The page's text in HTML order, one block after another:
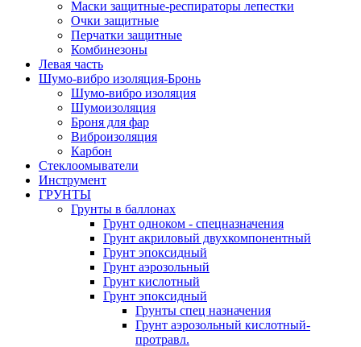
Маски защитные-респираторы лепестки
Очки защитные
Перчатки защитные
Комбинезоны
Левая часть
Шумо-вибро изоляция-Бронь
Шумо-вибро изоляция
Шумоизоляция
Броня для фар
Виброизоляция
Карбон
Стеклоомыватели
Инструмент
ГРУНТЫ
Грунты в баллонах
Грунт одноком - спецназначения
Грунт акриловый двухкомпонентный
Грунт эпоксидный
Грунт аэрозольный
Грунт кислотный
Грунт эпоксидный
Грунты спец назначения
Грунт аэрозольный кислотный-
протравл.